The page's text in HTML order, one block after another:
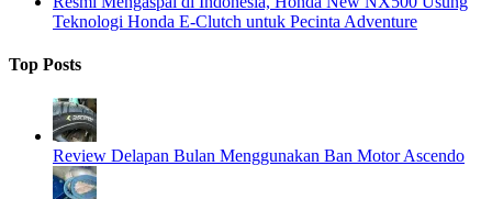
Teknologi Honda E-Clutch untuk Pecinta Adventure
Top Posts
Review Delapan Bulan Menggunakan Ban Motor Ascendo